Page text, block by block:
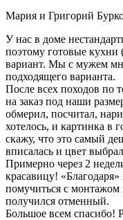
Мария и Григорий
У нас в доме
поэтому готовые
вариант. Мы с мужем
подходящего варианта.
После всех походов по
на заказ под наши
обмерил, посчитал,
хотелось, и картинка в
скажу, что это самый
вписалась и цвет
Примерно через 2
красавицу!
помучиться с монтажом
получился отменный.
Большое всем спасибо!